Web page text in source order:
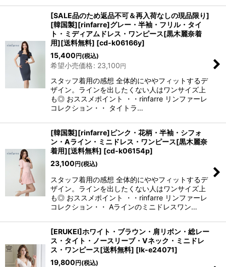
[SALE品のため返品不可＆再入荷なしの現品限り]
[韓国製][rinfarre]グレー・半袖・フリル・タイ
ト・ミディアムドレス・ワンピース[黒木麗奈着
用][送料無料] [cd-k06166y]
15,400円(税込)
希望小売価格: 23,100円
スタッフ着用の感想 全体的にややフィットするデ
ザイン。ラインを出したくない人はワンサイズ上
も◎ おススメポイント ・・rinfarre リンファーレ
コレクション・・ タイトラ…
[韓国製][rinfarre]ピンク・花柄・半袖・シフォ
ン・Aライン・ミニドレス・ワンピース[黒木麗奈
着用][送料無料] [cd-k06154p]
23,100円(税込)
スタッフ着用の感想 全体的にややフィットするデ
ザイン。ラインを出したくない人はワンサイズ上
も◎ おススメポイント ・・rinfarre リンファーレ
コレクション・・ Aラインのミニドレスワン…
[ERUKEI]ホワイト・ブラウン・肩リボン・総レー
ス・タイト・ノースリーブ・Vネック・ミニドレ
ス・ワンピース[送料無料] [lk-e24071]
19,800円(税込)